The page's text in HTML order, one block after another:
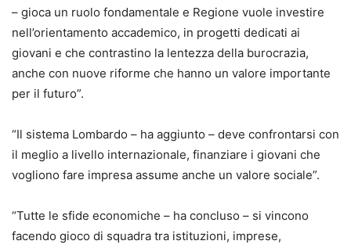
– gioca un ruolo fondamentale e Regione vuole investire
nell’orientamento accademico, in progetti dedicati ai
giovani e che contrastino la lentezza della burocrazia,
anche con nuove riforme che hanno un valore importante
per il futuro”.
“Il sistema Lombardo – ha aggiunto – deve confrontarsi con
il meglio a livello internazionale, finanziare i giovani che
vogliono fare impresa assume anche un valore sociale”.
“Tutte le sfide economiche – ha concluso – si vincono
facendo gioco di squadra tra istituzioni, imprese,